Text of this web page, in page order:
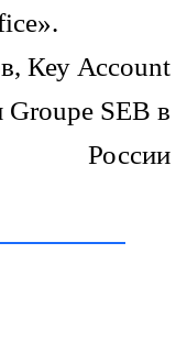
Кеу Ассount
Groupe SЕВ в
России